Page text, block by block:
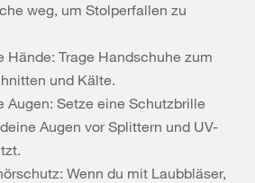
weg, um Stolperfallen zu
Hände: Trage Handschuhe zum
und Kälte.
Augen: Setze eine Schutzbrille
Augen vor Splittern und UV-
Wenn du mit Laubbläser,